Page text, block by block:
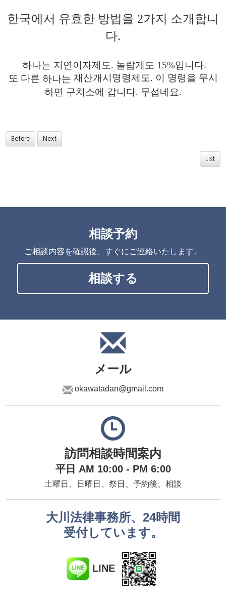
한국에서 유효한 방법을 2가지 소개합니
다.
하나는 지연이자제도. 놀랍게도 15%입니다.
또 다른 하나는 재산개시명령제도. 이 명령을 무시
하면 구치소에 갑니다. 무섭네요.
Before Next
List
相談予約
ご相談内容を確認後、すぐにご連絡いたします。
相談する
メール
okawatadan@gmail.com
訪問相談時間案内
平日 AM 10:00 - PM 6:00
土曜日、日曜日、祭日、予約後、相談
大川法律事務所、24時間
受付しています。
LINE